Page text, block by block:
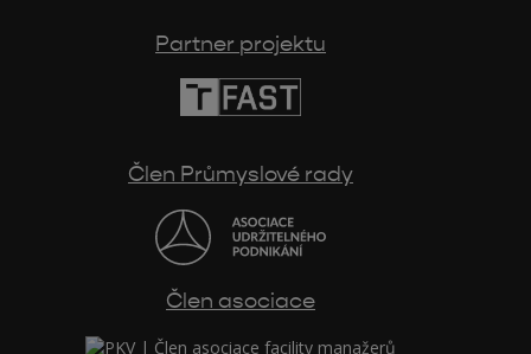
Partner projektu
Člen Průmyslové rady
Člen asociace